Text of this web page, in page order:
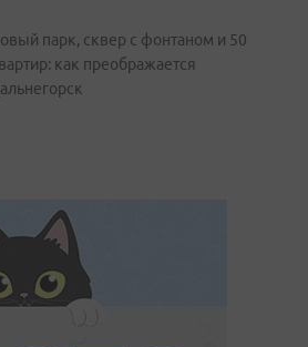
парк, сквер с фонтаном и 50
как преображается